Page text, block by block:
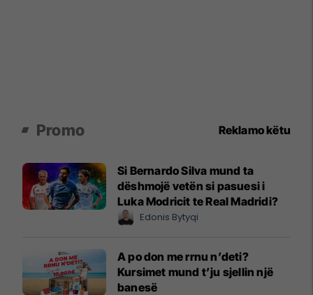
Promo Reklamo këtu
Si Bernardo Silva mund ta
dëshmojë vetën si pasuesi i
Luka Modricit te Real Madridi?
Edonis Bytyqi
A po don me rrnu n’deti?
Kursimet mund t’ju sjellin një
banesë